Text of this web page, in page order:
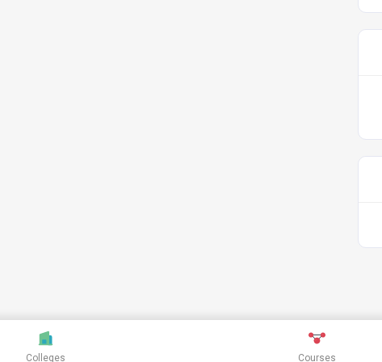
Colleges Courses